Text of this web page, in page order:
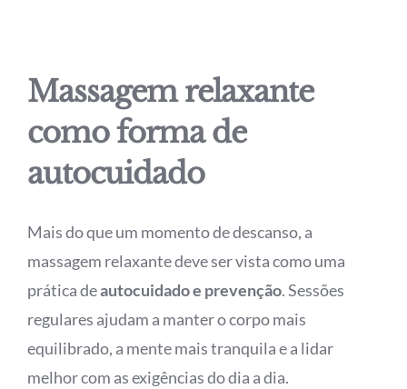
Massagem relaxante
como forma de
autocuidado
Mais do que um momento de descanso, a
massagem relaxante deve ser vista como uma
prática deautocuidado e prevenção. Sessões
regulares ajudam a manter o corpo mais
equilibrado, a mente mais tranquila e a lidar
melhor com as exigências do dia a dia.